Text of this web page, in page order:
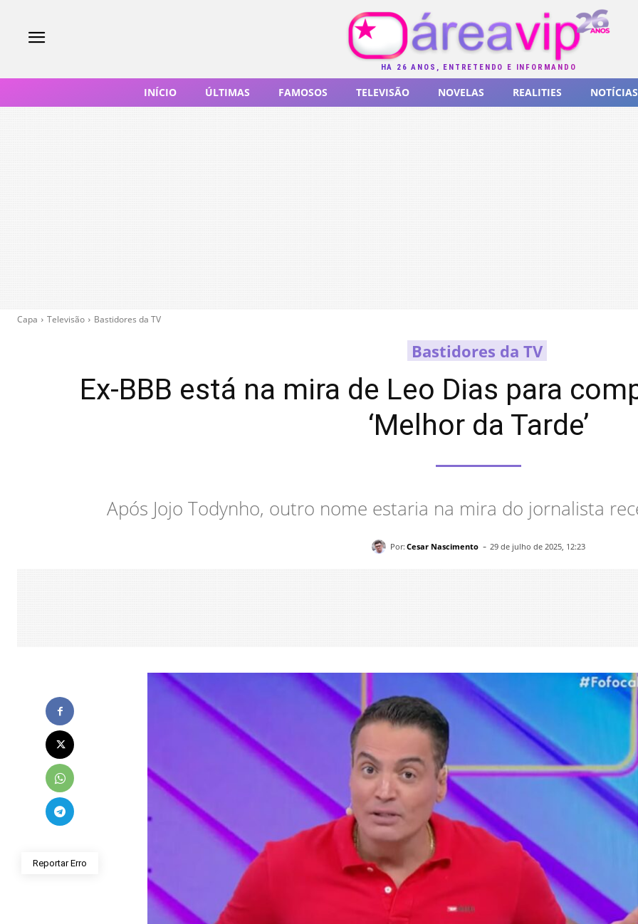
HÁ 26 ANOS, ENTRETENDO E INFORMANDO
INÍCIO ÚLTIMAS FAMOSOS TELEVISÃO NOVELAS REALITIES NOTÍCIAS
Capa Televisão Bastidores da TV
Bastidores da TV
Ex-BBB está na mira de Leo Dias para
‘Melhor da Tarde’
Após Jojo Todynho, outro nome estaria na mira do jornalista
Por: Cesar Nascimento - 29 de julho de 2025, 12:23
Reportar Erro